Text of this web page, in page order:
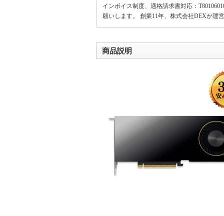
インボイス制度、適格請求書対応：
願いします。 創業11年、株式会社DEXが運
商品説明